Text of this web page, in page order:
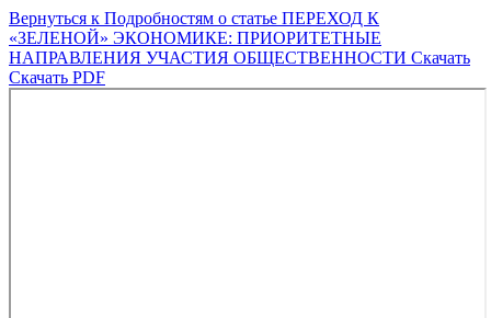
Вернуться к Подробностям о статье ПЕРЕХОД К
«ЗЕЛЕНОЙ» ЭКОНОМИКЕ: ПРИОРИТЕТНЫЕ
НАПРАВЛЕНИЯ УЧАСТИЯ ОБЩЕСТВЕННОСТИ Скачать
Скачать PDF